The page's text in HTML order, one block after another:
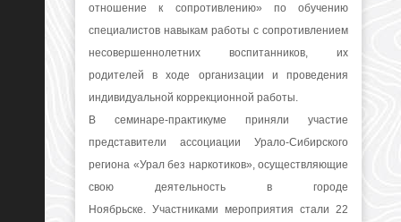
отношение к сопротивлению» по обучению
специалистов навыкам работы с сопротивлением
несовершеннолетних воспитанников, их
родителей в ходе организации и проведения
индивидуальной коррекционной работы.
В семинаре-практикуме приняли участие
представители ассоциации Урало-Сибирского
региона «Урал без наркотиков», осуществляющие
свою деятельность в городе
Ноябрьске. Участниками мероприятия стали 22